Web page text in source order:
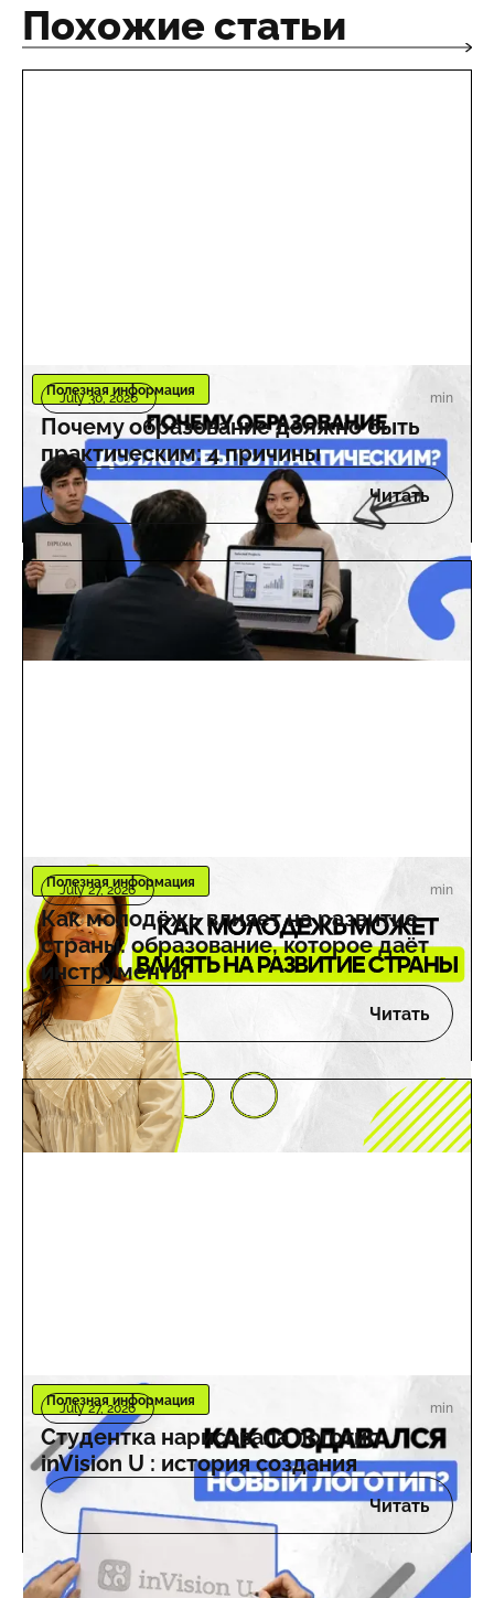
Похожие статьи
Полезная информация
July 30, 2026 min
Почему образование должно быть
практическим: 4 причины
Читать
Полезная информация
July 27, 2026 min
Как молодёжь влияет на развитие
страны: образование, которое даёт
инструменты
Читать
Полезная информация
July 27, 2026 min
Студентка нарисовала логотип
inVision U : история создания
Читать